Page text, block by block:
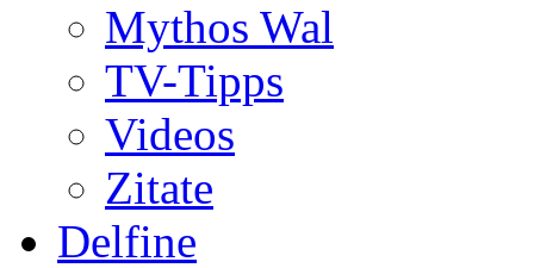
Mythos Wal
TV-Tipps
Videos
Zitate
Delfine